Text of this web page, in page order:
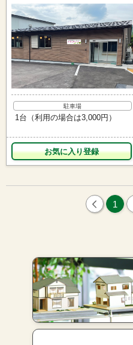
駐車場
1台（利用の場合は3,000円）
お気に入り
1